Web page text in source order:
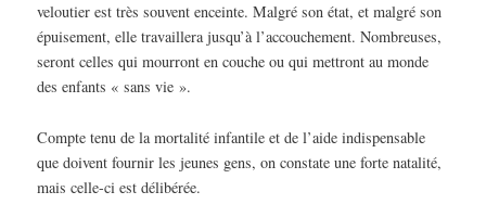
veloutier est très souvent enceinte. Malgré son état, et malgré son
épuisement, elle travaillera jusqu’à l’accouchement. Nombreuses,
seront celles qui mourront en couche ou qui mettront au monde
des enfants « sans vie ».
Compte tenu de la mortalité infantile et de l’aide indispensable
que doivent fournir les jeunes gens, on constate une forte natalité,
mais celle-ci est délibérée.